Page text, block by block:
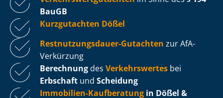
BauGB
Kurzgutachten Dößel
Rest­nut­zungs­dau­er-Gutachten zur AfA-
Verkürzung
Berechnung des Verkehrswertes bei
Erbschaft und Scheidung
Immobilien-Kaufberatung in Dößel &